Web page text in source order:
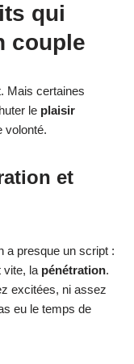
qui
couple
Mais certaines
le plaisir
volonté.
et
a presque un script :
vite, la pénétration.
excitées, ni assez
eu le temps de